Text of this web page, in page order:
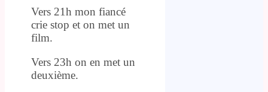
Vers 21h mon fiancé
crie stop et on met un
film.
Vers 23h on en met un
deuxième.